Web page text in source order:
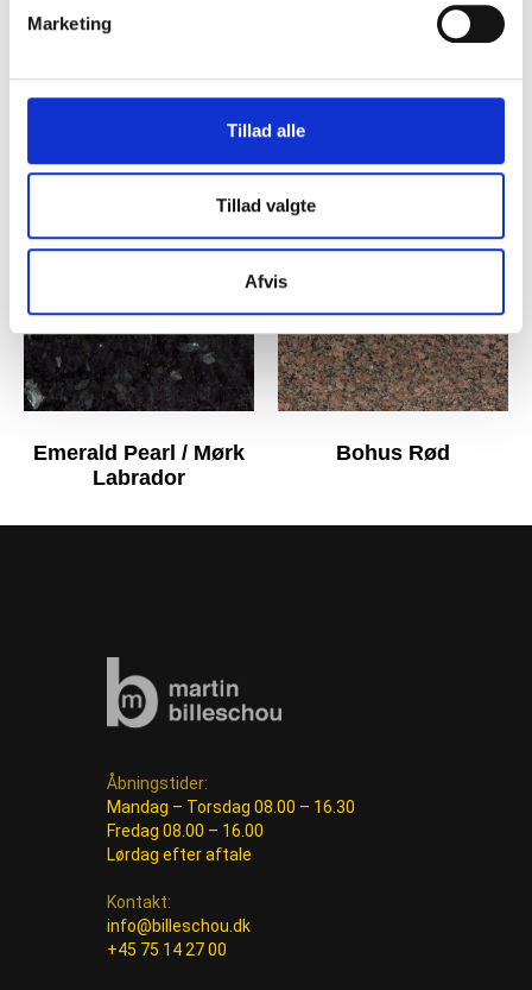
Marketing
Tillad alle
Tillad valgte
Afvis
Mahogany Swedish
Indian paradiso Bash
Emerald Pearl / Mørk
Labrador
Bohus Rød
Åbningstider:
Mandag – Torsdag 08.00 – 16.30
Fredag 08.00 – 16.00
Lørdag efter aftale
Kontakt:
info@billeschou.dk
+45 75 14 27 00